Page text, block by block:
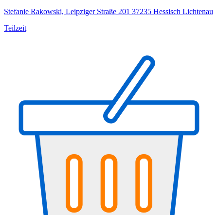
Stefanie Rakowski, Leipziger Straße 201 37235 Hessisch Lichtenau
Teilzeit